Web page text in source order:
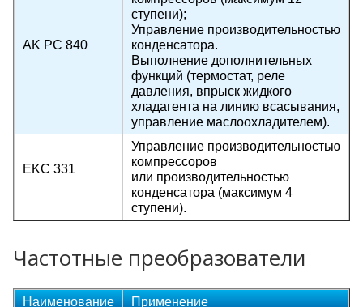
AK PC 840
ступени);
Управление производительностью
конденсатора.
Выполнение дополнительных
функций (термостат, реле
давления, впрыск жидкого
хладагента на линию всасывания,
управление маслоохладителем).
EKC 331
Управление производительностью
компрессоров
или производительностью
конденсатора (максимум 4
ступени).
Частотные преобразователи
Наименование Применение